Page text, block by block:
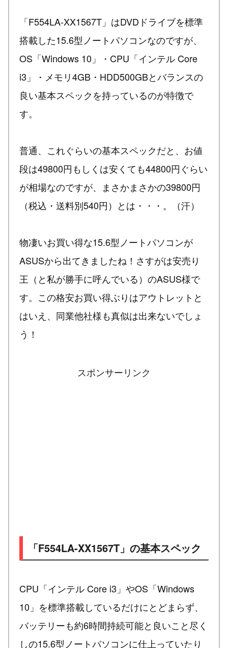
「F554LA-XX1567T」はDVDドライブを標準
搭載した15.6型ノートパソコンなのですが、
OS「Windows 10」・CPU「インテル Core
i3」・メモリ4GB・HDD500GBとバランスの
良い基本スペックを持っているのが特徴で
す。
普通、これぐらいの基本スペックだと、お値
段は49800円もしくは安くても44800円ぐらい
が相場なのですが、まさかまさかの39800円
（税込・送料別540円）とは・・・。（汗）
物凄いお買い得な15.6型ノートパソコンが
ASUSから出てきましたね！さすがは安売り
王（と私が勝手に呼んでいる）のASUS様で
す。この格安お買い得ぶりはアウトレットと
はいえ、同業他社様も真似は出来ないでしょ
う！
スポンサーリンク
「F554LA-XX1567T」の基本スペック
CPU「インテル Core i3」やOS「Windows
10」を標準搭載しているだけにとどまらず、
バッテリーも約6時間持続可能と良いこと尽く
しの15.6型ノートパソコンに仕上っていたり